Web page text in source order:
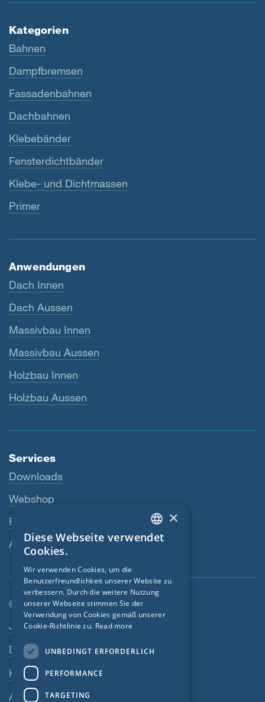
Kategorien
Bahnen
Dampfbremsen
Fassadenbahnen
Dachbahnen
Klebebänder
Fensterdichtbänder
Klebe- und Dichtmassen
Primer
Anwendungen
Dach Innen
Dach Aussen
Massivbau Innen
Massivbau Aussen
Holzbau Innen
Holzbau Aussen
Services
Downloads
Webshop
Fachhändler
Ansprechperson
© SIGA 2026
Footer-Navigation
Jobs
Datenschutz
Kontakt
AGB
ENGLISH
FRENCH
CZECH
×
Diese Webseite verwendet
Cookies.
Wir verwenden Cookies, um die
Benutzerfreundlichkeit unserer Website zu
verbessern. Durch die weitere Nutzung
unserer Webseite stimmen Sie der
Verwendung von Cookies gemäß unserer
Cookie-Richtlinie zu. Read more
UNBEDINGT ERFORDERLICH
PERFORMANCE
TARGETING